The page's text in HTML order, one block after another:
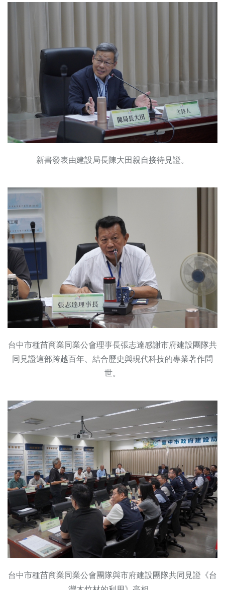
新書發表由建設局長陳大田親自接待見證。
台中市種苗商業同業公會理事長張志達感謝市府建設團隊共
同見證這部跨越百年、結合歷史與現代科技的專業著作問
世。
台中市種苗商業同業公會團隊與市府建設團隊共同見證《台